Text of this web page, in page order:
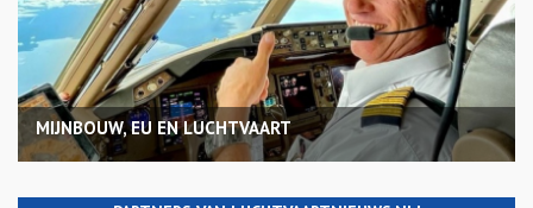
MIJNBOUW, EU EN LUCHTVAART